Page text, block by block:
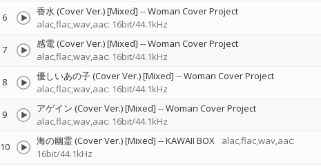
6 香水 (Cover Ver.) [Mixed] --Woman Cover Project
alac,flac,wav,aac: 16bit/44.1kHz
7 感電 (Cover Ver.) [Mixed] --Woman Cover Project
alac,flac,wav,aac: 16bit/44.1kHz
8 優しいあの子 (Cover Ver.) [Mixed] --Woman Cover Project
alac,flac,wav,aac: 16bit/44.1kHz
9 アゲイン (Cover Ver.) [Mixed] --Woman Cover Project
alac,flac,wav,aac: 16bit/44.1kHz
10 海の幽霊 (Cover Ver.) [Mixed] --KAWAII BOX
alac,flac,wav,aac:
16bit/44.1kHz